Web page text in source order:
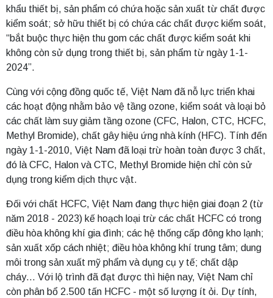
khẩu thiết bị, sản phẩm có chứa hoặc sản xuất từ chất được
kiểm soát; sở hữu thiết bị có chứa các chất được kiểm soát,
“bắt buộc thực hiện thu gom các chất được kiểm soát khi
không còn sử dụng trong thiết bị, sản phẩm từ ngày 1-1-
2024”.
Cùng với cộng đồng quốc tế, Việt Nam đã nỗ lực triển khai
các hoạt động nhằm bảo vệ tầng ozone, kiểm soát và loại bỏ
các chất làm suy giảm tầng ozone (CFC, Halon, CTC, HCFC,
Methyl Bromide), chất gây hiệu ứng nhà kính (HFC). Tính đến
ngày 1-1-2010, Việt Nam đã loại trừ hoàn toàn được 3 chất,
đó là CFC, Halon và CTC, Methyl Bromide hiện chỉ còn sử
dụng trong kiểm dịch thực vật.
Đối với chất HCFC, Việt Nam đang thực hiện giai đoạn 2 (từ
năm 2018 - 2023) kế hoạch loại trừ các chất HCFC có trong
điều hòa không khí gia đình; các hệ thống cấp đông kho lạnh;
sản xuất xốp cách nhiệt; điều hòa không khí trung tâm; dung
môi trong sản xuất mỹ phẩm và dụng cụ y tế; chất dập
cháy… Với lộ trình đã đạt được thì hiện nay, Việt Nam chỉ
còn phân bổ 2.500 tấn HCFC - một số lượng ít ỏi. Dự tính,